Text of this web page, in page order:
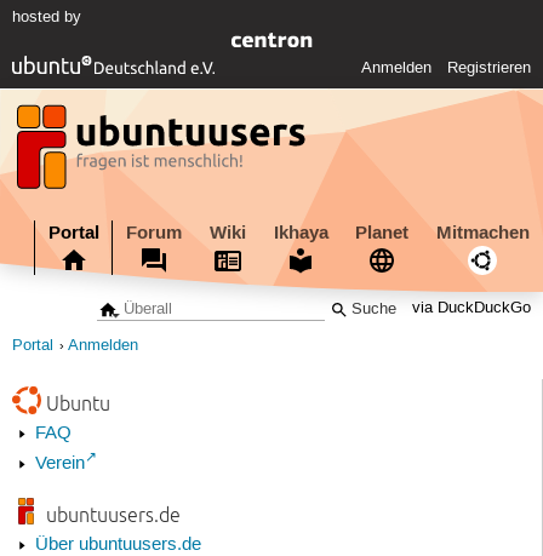
hosted by
Anmelden Registrieren
Portal Forum Wiki Ikhaya Planet Mitmachen
via DuckDuckGo
Portal Anmelden
Ubuntu
FAQ
Verein
ubuntuusers.de
Über ubuntuusers.de